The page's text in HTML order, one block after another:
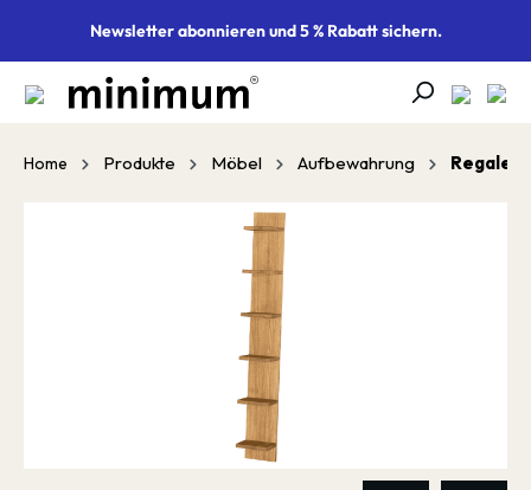
springenNewsletter abonnieren und 5 % Rabatt sichern.
Home Produkte Möbel Aufbewahrung Regale